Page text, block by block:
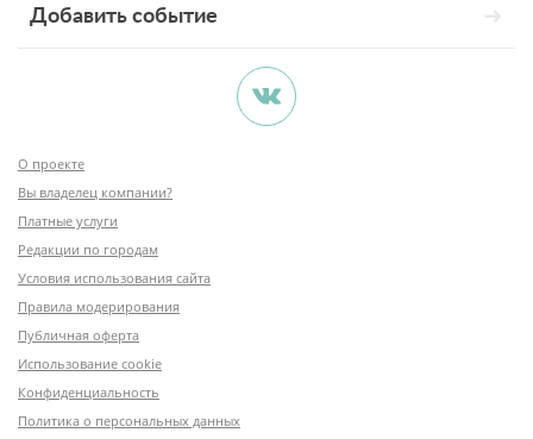
Добавить событие
О проекте
Вы владелец компании?
Платные услуги
Редакции по городам
Условия использования сайта
Правила модерирования
Публичная оферта
Использование cookie
Конфиденциальность
Политика о персональных данных